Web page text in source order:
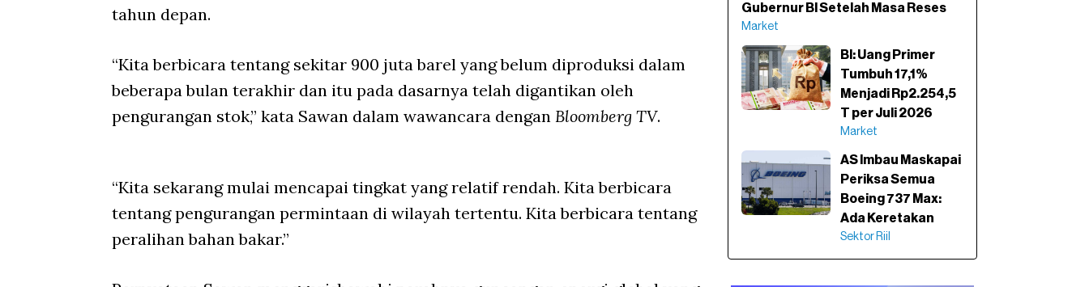
tahun depan.
“Kita berbicara tentang sekitar 900 juta barel yang belum diproduksi dalam
beberapa bulan terakhir dan itu pada dasarnya telah digantikan oleh
pengurangan stok,” kata Sawan dalam wawancara dengan Bloomberg TV.
“Kita sekarang mulai mencapai tingkat yang relatif rendah. Kita berbicara
tentang pengurangan permintaan di wilayah tertentu. Kita berbicara tentang
peralihan bahan bakar.”
Gubernur BI Setelah Masa Reses
Market
BI: Uang Primer
Tumbuh 17,1%
Menjadi Rp2.254,5
T per Juli 2026
Market
AS Imbau Maskapai
Periksa Semua
Boeing 737 Max:
Ada Keretakan
Sektor Riil